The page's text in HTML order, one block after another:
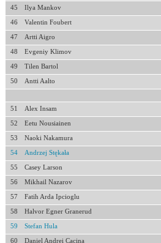
45 Ilya Mankov
46 Valentin Foubert
47 Artti Aigro
48 Evgeniy Klimov
49 Tilen Bartol
50 Antti Aalto
51 Alex Insam
52 Eetu Nousiainen
53 Naoki Nakamura
54 Andrzej Stękała
55 Casey Larson
56 Mikhail Nazarov
57 Fatih Arda Ipcioglu
58 Halvor Egner Granerud
59 Stefan Hula
60 Daniel Andrei Cacina